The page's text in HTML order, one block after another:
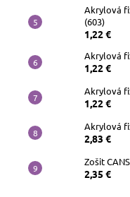
Akrylová
(603)
1,22 €
Akrylová
1,22 €
Akrylová
1,22 €
Akrylová
2,83 €
Zošit
2,35 €